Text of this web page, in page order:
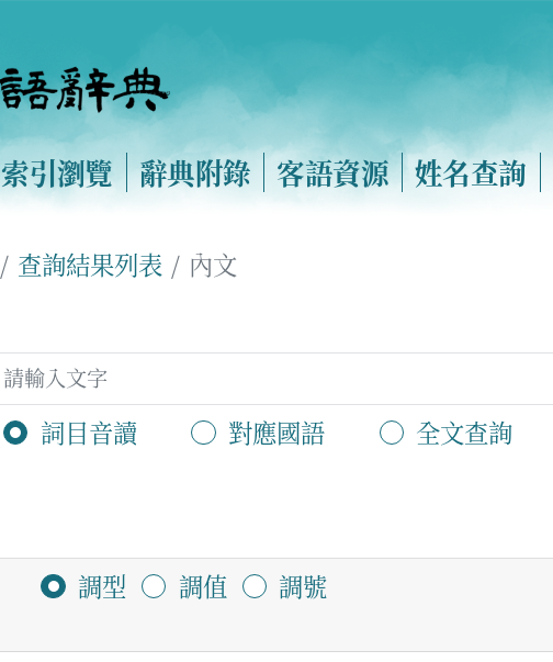
索引瀏覽 辭典附錄 客語資源 姓名查詢
查詢結果列表 內文
詞目音讀 對應國語 全文查詢
調型 調值 調號